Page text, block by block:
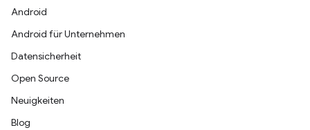
Android
Android für Unternehmen
Datensicherheit
Open Source
Neuigkeiten
Blog